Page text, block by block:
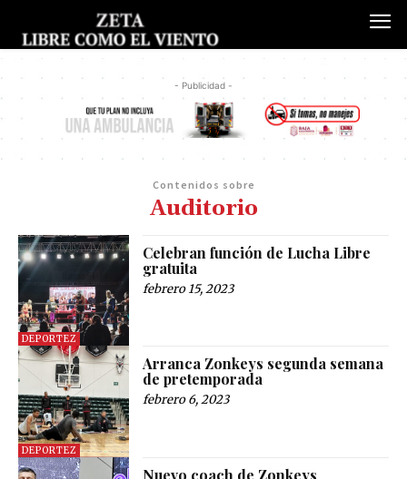
- Publicidad -
Contenidos sobre
Auditorio
DEPORTEZ
Celebran función de Lucha Libre
gratuita
febrero 15, 2023
DEPORTEZ
Arranca Zonkeys segunda semana
de pretemporada
febrero 6, 2023
Nuevo coach de Zonkeys